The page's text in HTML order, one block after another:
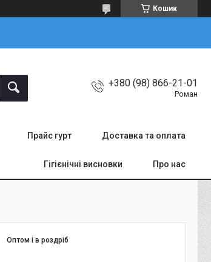
Кошик
+380 (98) 866-21-01
Роман
Прайс гурт Доставка та оплата
Гігієнічні висновки Про нас
Оптом і в роздріб